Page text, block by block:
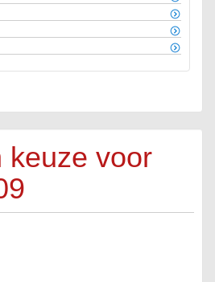
keuze voor